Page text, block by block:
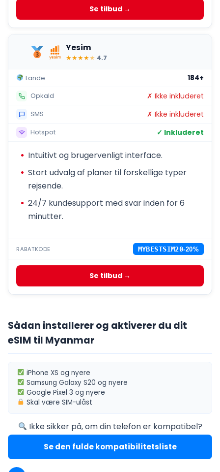
Se tilbud →
Yesim
★★★★★ 4.7
Lande 184+
Opkald ✗ Ikke inkluderet
SMS ✗ Ikke inkluderet
Hotspot ✓ Inkluderet
Intuitivt og brugervenligt interface.
Stort udvalg af planer til forskellige typer
rejsende.
24/7 kundesupport med svar inden for 6
minutter.
RABATKODE MYBESTSIM20-20%
Se tilbud →
Sådan installerer og aktiverer du dit
eSIM til Myanmar
iPhone XS og nyere
Samsung Galaxy S20 og nyere
Google Pixel 3 og nyere
Skal væreSIM-ulåst
Ikke sikker på, om din telefon er kompatibel?
Se den fulde kompatibilitetsliste